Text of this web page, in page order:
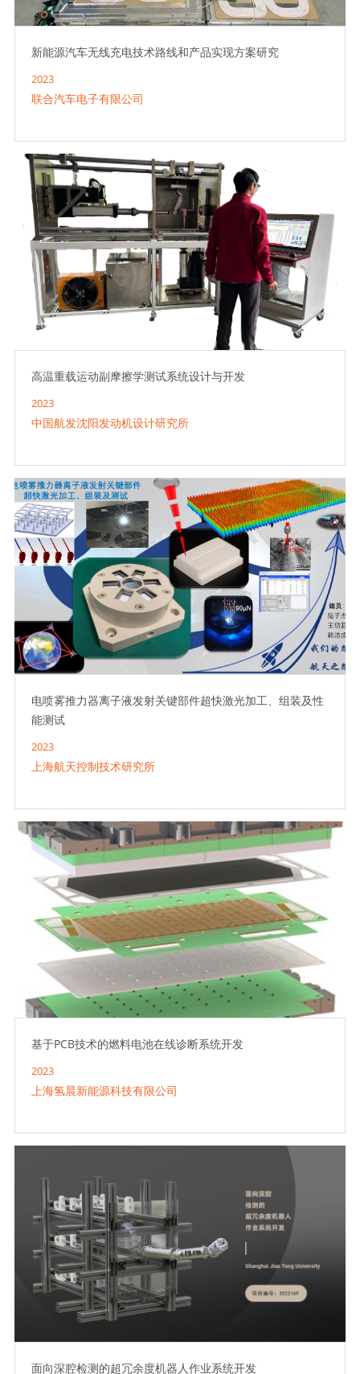
新能源汽车无线充电技术路线和产品实现方案研究
2023
联合汽车电子有限公司
高温重载运动副摩擦学测试系统设计与开发
2023
中国航发沈阳发动机设计研究所
电喷雾推力器离子液发射关键部件超快激光加工、组装及性
能测试
2023
上海航天控制技术研究所
基于PCB技术的燃料电池在线诊断系统开发
2023
上海氢晨新能源科技有限公司
面向深腔检测的超冗余度机器人作业系统开发